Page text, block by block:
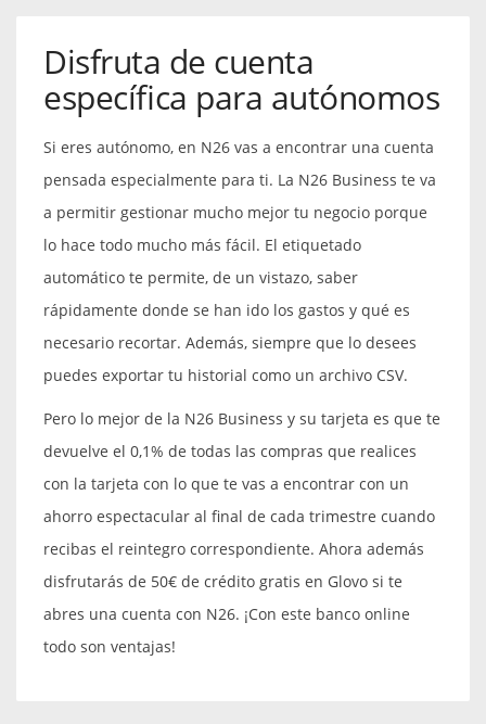
Disfruta de cuenta
específica para autónomos
Si eres autónomo, en N26 vas a encontrar una cuenta
pensada especialmente para ti. La N26 Business te va
a permitir gestionar mucho mejor tu negocio porque
lo hace todo mucho más fácil. El etiquetado
automático te permite, de un vistazo, saber
rápidamente donde se han ido los gastos y qué es
necesario recortar. Además, siempre que lo desees
puedes exportar tu historial como un archivo CSV.
Pero lo mejor de la N26 Business y su tarjeta es que te
devuelve el 0,1% de todas las compras que realices
con la tarjeta con lo que te vas a encontrar con un
ahorro espectacular al final de cada trimestre cuando
recibas el reintegro correspondiente. Ahora además
disfrutarás de 50€ de crédito gratis en Glovo si te
abres una cuenta con N26. ¡Con este banco online
todo son ventajas!